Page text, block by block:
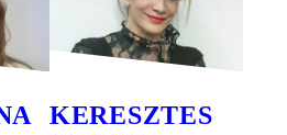
KERESZTES